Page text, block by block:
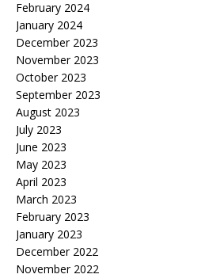
February 2024
January 2024
December 2023
November 2023
October 2023
September 2023
August 2023
July 2023
June 2023
May 2023
April 2023
March 2023
February 2023
January 2023
December 2022
November 2022